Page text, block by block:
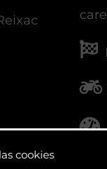
cookies
es